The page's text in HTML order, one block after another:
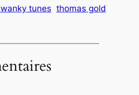
tunes thomas gold